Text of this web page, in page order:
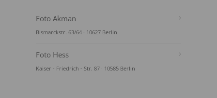
Foto Akman
Bismarckstr. 63/64 · 10627 Berlin
Foto Hess
Kaiser - Friedrich - Str. 87 · 10585 Berlin